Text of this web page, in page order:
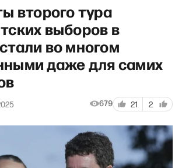
второго тура
выборов в
во многом
даже для самих
679 21 2